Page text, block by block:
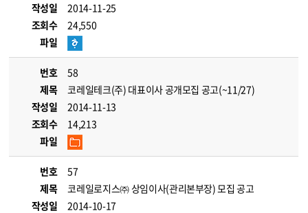
작성일
2014-11-25
조회수
24,550
파일
번호
58
제목
코레일테크(주) 대표이사 공개모집 공고(~11/27)
작성일
2014-11-13
조회수
14,213
파일
번호
57
제목
코레일로지스㈜ 상임이사(관리본부장) 모집 공고
작성일
2014-10-17